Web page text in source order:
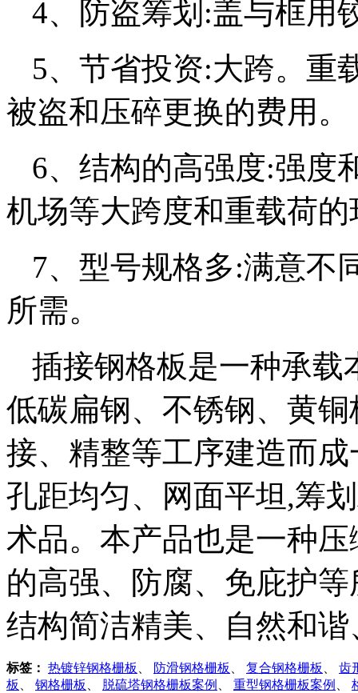
4、防盗筹划:盖与框用
5、节省投资:大跨。重
被盗和压碎更换的费用。
6、结构的高强度:强度
机场等大跨度和重载荷的
7、型号规格多:满意不
所需。
插接钢格板是一种承载
低碳扁钢、不锈钢、黄
接、精整等工序建造而
孔距均匀、网面平坦,筹
术品。本产品也是一种
的高强、防腐、免庇护
结构简洁精美、自然和
标签： 热镀锌钢格栅板 、 防滑钢格栅板 、 复合钢格栅板 、 齿
板 、 钢格栅板 、 脱硫塔钢格栅板案例 、 重型钢格栅板案例 、